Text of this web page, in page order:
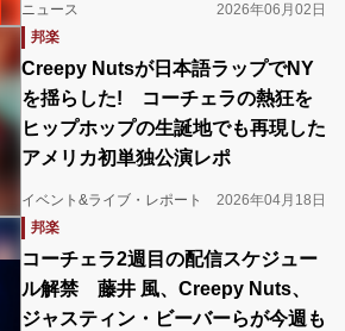
ニュース
2026年06月02日
邦楽
Creepy Nutsが日本語ラップでNY
を揺らした! コーチェラの熱狂を
ヒップホップの生誕地でも再現した
アメリカ初単独公演レポ
イベント&ライブ・レポート
2026年04月18日
邦楽
コーチェラ2週目の配信スケジュー
ル解禁 藤井 風、Creepy Nuts、
ジャスティン・ビーバーらが今週も